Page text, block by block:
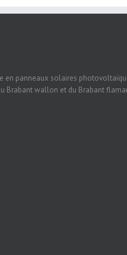
en panneaux solaires
Brabant wallon et du Brabant